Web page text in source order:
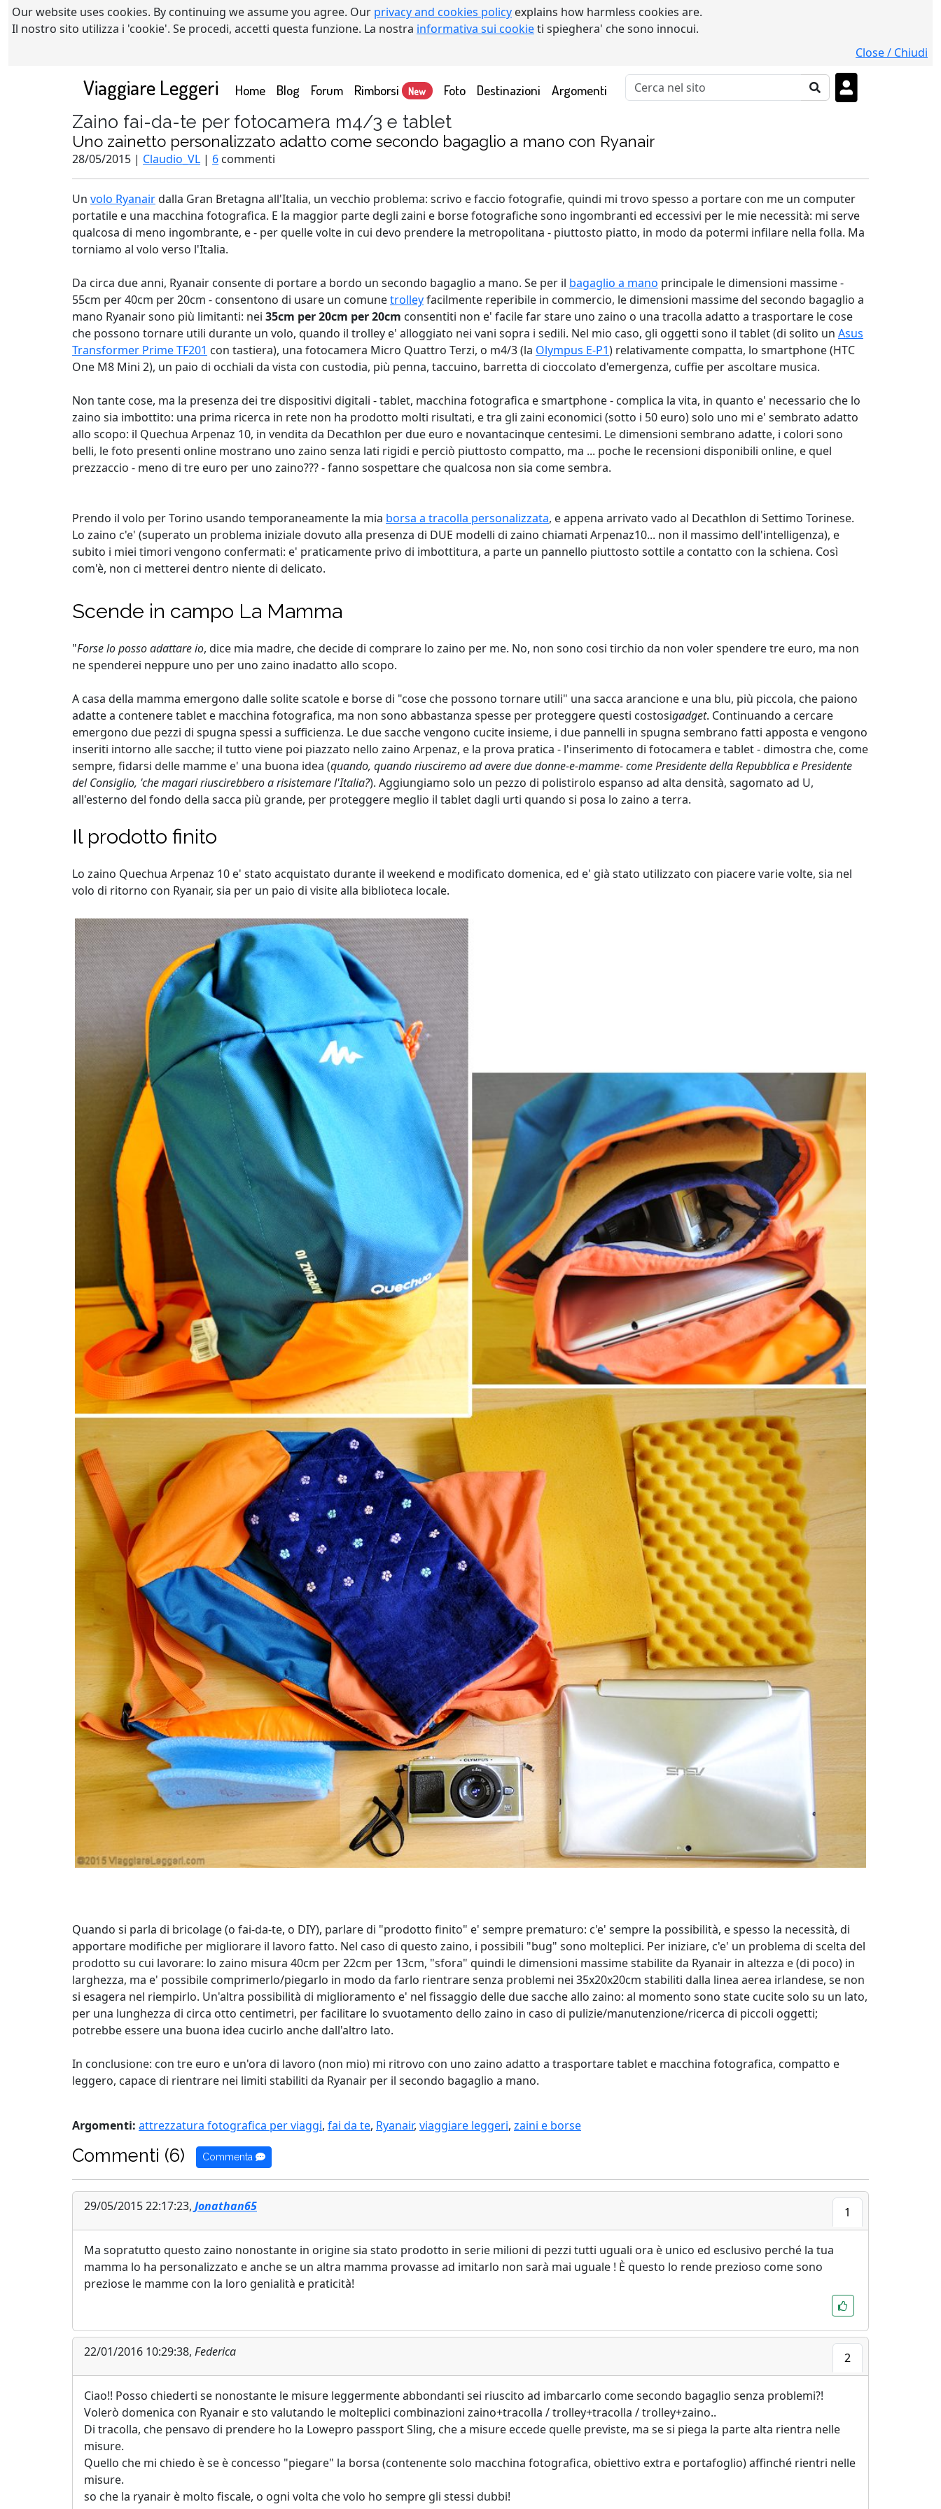
Our website uses cookies. By continuing we assume you agree. Our privacy and cookies policy explains how harmless cookies are.
Il nostro sito utilizza i 'cookie'. Se procedi, accetti questa funzione. La nostra informativa sui cookieti spieghera' che sono innocui.
Close / Chiudi
Viaggiare Leggeri Home(current)
Blog Forum Rimborsi New Foto Destinazioni Argomenti
Zaino fai-da-te per fotocamera m4/3 e tablet
Uno zainetto personalizzato adatto come secondo bagaglio a mano con Ryanair
28/05/2015 | Claudio_VL | 6 commenti
Un volo Ryanairdalla Gran Bretagna all'Italia, un vecchio problema: scrivo e faccio fotografie, quindi mi trovo spesso a portare con me un computer
portatile e una macchina fotografica. E la maggior parte degli zaini e borse fotografiche sono ingombranti ed eccessivi per le mie necessità: mi serve
qualcosa di meno ingombrante, e - per quelle volte in cui devo prendere la metropolitana - piuttosto piatto, in modo da potermi infilare nella folla. Ma
torniamo al volo verso l'Italia.
Da circa due anni, Ryanair consente di portare a bordo un secondo bagaglio a mano. Se per il bagaglio a mano principale le dimensioni massime -
55cm per 40cm per 20cm - consentono di usare un comunetrolleyfacilmente reperibile in commercio, le dimensioni massime del secondo bagaglio a
mano Ryanair sono più limitanti: nei 35cm per 20cm per 20cm consentiti non e' facile far stare uno zaino o una tracolla adatto a trasportare le cose
che possono tornare utili durante un volo, quando il trolley e' alloggiato nei vani sopra i sedili. Nel mio caso, gli oggetti sono il tablet (di solito un Asus
Transformer Prime TF201 con tastiera), una fotocamera Micro Quattro Terzi, o m4/3 (la Olympus E-P1) relativamente compatta, lo smartphone (HTC
One M8 Mini 2), un paio di occhiali da vista con custodia, più penna, taccuino, barretta di cioccolato d'emergenza, cuffie per ascoltare musica.
Non tante cose, ma la presenza dei tre dispositivi digitali - tablet, macchina fotografica e smartphone - complica la vita, in quanto e' necessario che lo
zaino sia imbottito: una prima ricerca in rete non ha prodotto molti risultati, e tra gli zaini economici (sotto i 50 euro) solo uno mi e' sembrato adatto
allo scopo: il Quechua Arpenaz 10, in vendita da Decathlon per due euro e novantacinque centesimi. Le dimensioni sembrano adatte, i colori sono
belli, le foto presenti online mostrano uno zaino senza lati rigidi e perciò piuttosto compatto, ma ... poche le recensioni disponibili online, e quel
prezzaccio - meno di tre euro per uno zaino??? - fanno sospettare che qualcosa non sia come sembra.
Prendo il volo per Torino usando temporaneamente la mia borsa a tracolla personalizzata, e appena arrivato vado al Decathlon di Settimo Torinese.
Lo zaino c'e' (superato un problema iniziale dovuto alla presenza di DUE modelli di zaino chiamati Arpenaz10... non il massimo dell'intelligenza), e
subito i miei timori vengono confermati: e' praticamente privo di imbottitura, a parte un pannello piuttosto sottile a contatto con la schiena. Così
com'è, non ci metterei dentro niente di delicato.
Scende in campo La Mamma
"Forse lo posso adattare io, dice mia madre, che decide di comprare lo zaino per me. No, non sono cosi tirchio da non voler spendere tre euro, ma non
ne spenderei neppure uno per uno zaino inadatto allo scopo.
A casa della mamma emergono dalle solite scatole e borse di "cose che possono tornare utili" una sacca arancione e una blu, più piccola, che paiono
adatte a contenere tablet e macchina fotografica, ma non sono abbastanza spesse per proteggere questi costosigadget. Continuando a cercare
emergono due pezzi di spugna spessi a sufficienza. Le due sacche vengono cucite insieme, i due pannelli in spugna sembrano fatti apposta e vengono
inseriti intorno alle sacche; il tutto viene poi piazzato nello zaino Arpenaz, e la prova pratica - l'inserimento di fotocamera e tablet - dimostra che, come
sempre, fidarsi delle mamme e' una buona idea (quando, quando riusciremo ad avere due donne-e-mamme- come Presidente della Repubblica e Presidente
del Consiglio, 'che magari riuscirebbero a risistemare l'Italia?). Aggiungiamo solo un pezzo di polistirolo espanso ad alta densità, sagomato ad U,
all'esterno del fondo della sacca più grande, per proteggere meglio il tablet dagli urti quando si posa lo zaino a terra.
Il prodotto finito
Lo zaino Quechua Arpenaz 10 e' stato acquistato durante il weekend e modificato domenica, ed e' già stato utilizzato con piacere varie volte, sia nel
volo di ritorno con Ryanair, sia per un paio di visite alla biblioteca locale.
Quando si parla di bricolage (o fai-da-te, o DIY), parlare di "prodotto finito" e' sempre prematuro: c'e' sempre la possibilità, e spesso la necessità, di
apportare modifiche per migliorare il lavoro fatto. Nel caso di questo zaino, i possibili "bug" sono molteplici. Per iniziare, c'e' un problema di scelta del
prodotto su cui lavorare: lo zaino misura 40cm per 22cm per 13cm, "sfora" quindi le dimensioni massime stabilite da Ryanair in altezza e (di poco) in
larghezza, ma e' possibile comprimerlo/piegarlo in modo da farlo rientrare senza problemi nei 35x20x20cm stabiliti dalla linea aerea irlandese, se non
si esagera nel riempirlo. Un'altra possibilità di miglioramento e' nel fissaggio delle due sacche allo zaino: al momento sono state cucite solo su un lato,
per una lunghezza di circa otto centimetri, per facilitare lo svuotamento dello zaino in caso di pulizie/manutenzione/ricerca di piccoli oggetti;
potrebbe essere una buona idea cucirlo anche dall'altro lato.
In conclusione: con tre euro e un'ora di lavoro (non mio) mi ritrovo con uno zaino adatto a trasportare tablet e macchina fotografica, compatto e
leggero, capace di rientrare nei limiti stabiliti da Ryanair per il secondo bagaglio a mano.
Argomenti: attrezzatura fotografica per viaggi, fai da te, Ryanair, viaggiare leggeri, zaini e borse
Commenti (6) Commenta
29/05/2015 22:17:23, Jonathan65 1
Ma sopratutto questo zaino nonostante in origine sia stato prodotto in serie milioni di pezzi tutti uguali ora è unico ed esclusivo perché la tua
mamma lo ha personalizzato e anche se un altra mamma provasse ad imitarlo non sarà mai uguale ! È questo lo rende prezioso come sono
preziose le mamme con la loro genialità e praticità!
22/01/2016 10:29:38, Federica 2
Ciao!! Posso chiederti se nonostante le misure leggermente abbondanti sei riuscito ad imbarcarlo come secondo bagaglio senza problemi?!
Volerò domenica con Ryanair e sto valutando le molteplici combinazioni zaino+tracolla / trolley+tracolla / trolley+zaino..
Di tracolla, che pensavo di prendere ho la Lowepro passport Sling, che a misure eccede quelle previste, ma se si piega la parte alta rientra nelle
misure.
Quello che mi chiedo è se è concesso "piegare" la borsa (contenente solo macchina fotografica, obiettivo extra e portafoglio) affinché rientri nelle
misure.
so che la ryanair è molto fiscale, o ogni volta che volo ho sempre gli stessi dubbi!